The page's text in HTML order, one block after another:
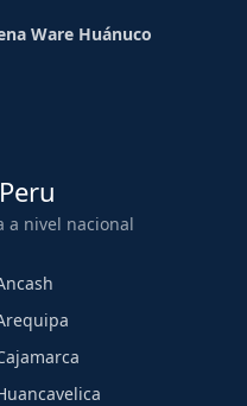
Ware Huánuco
a nivel nacional